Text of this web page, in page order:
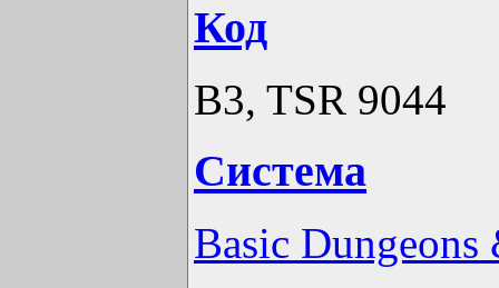
Код
B3, TSR 9044
Система
Basic Dungeons